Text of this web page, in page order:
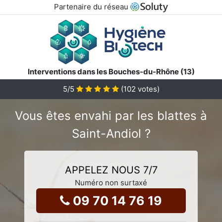
Partenaire du réseau
Interventions dans les Bouches-du-Rhône (13)
5/5 (102 votes)
Vous êtes envahi par les blattes à
Saint-Andiol ?
APPELEZ NOUS 7/7
Numéro non surtaxé
09 70 14 76 19